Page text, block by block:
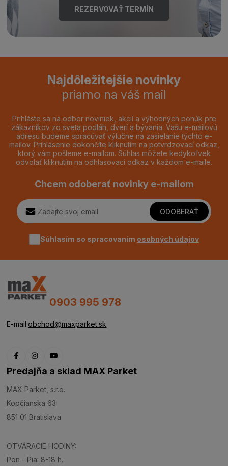
REZERVOVAŤ TERMÍN
Najdôležitejšie novinky
priamo na váš mail
Prihláste sa na odber noviniek, akcií a výhodných ponúk pre
zákazníkov zo sveta podláh, dverí a bývania. Vašu e-mailovú
adresu budeme spracúvať výlučne na zasielanie týchto e-
mailov. Prihlásenie dokončíte kliknutím na potvrdzovací odkaz,
ktorý vám pošleme e-mailom. Súhlas môžete kedykoľvek
odvolať kliknutím na odhlasovací odkaz v každom e-maile.
Chcem odoberať novinky e-mailom
ODOBERAŤ
Súhlasím so spracovaním osobných údajov
0903 995 978
E-mail:obchod@maxparket.sk
Predajňa a sklad MAX Parket
MAX Parket, s.r.o.
Kopčianska 63
851 01 Bratislava
OTVÁRACIE HODINY:
Pon - Pia: 8-18 h.